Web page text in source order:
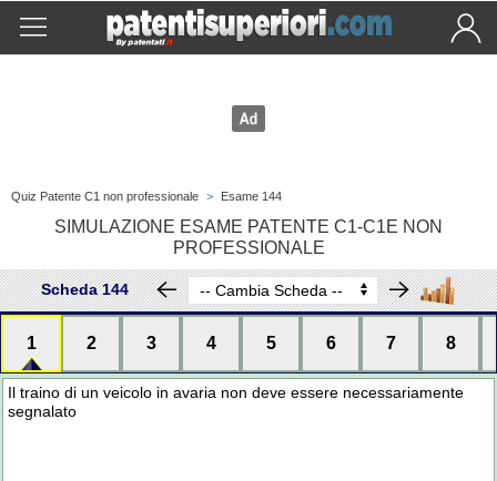
Quiz Patente C1 non professionale > Esame 144
SIMULAZIONE ESAME PATENTE C1-C1E NON
PROFESSIONALE
Scheda 144
1 2 3 4 5 6 7 8
Il traino di un veicolo in avaria non deve essere necessariamente
segnalato